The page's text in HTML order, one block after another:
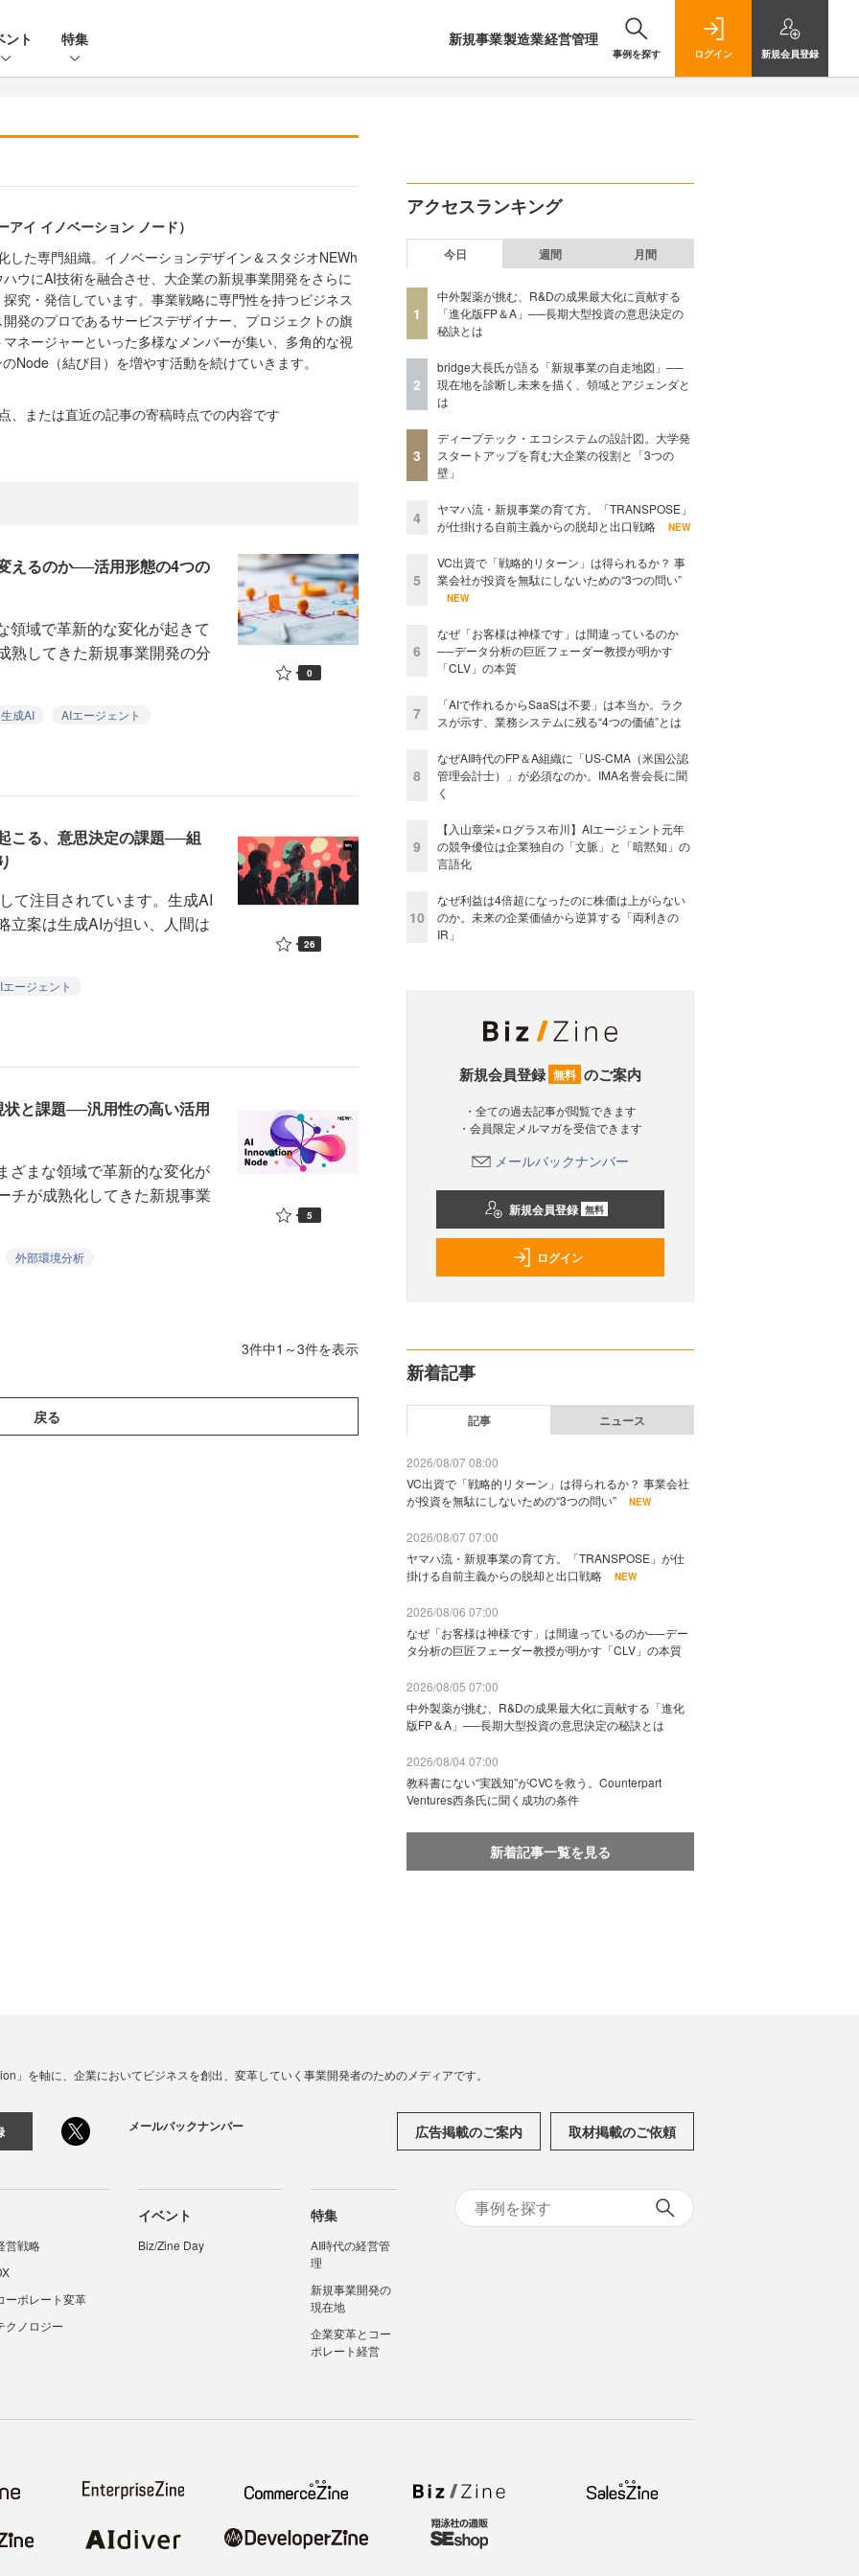
ント 特集 新規事業製造業経営管理
事例を探す ログイン 新規会員登録
イ イノベーション ノード）
した専門組織。イノベーションデザイン＆スタジオNEWh
ウにAI技術を融合させ、大企業の新規事業開発をさらに
究・発信しています。事業戦略に専門性を持つビジネス
発のプロであるサービスデザイナー、プロジェクトの旗
ネージャーといった多様なメンバーが集い、多角的な視
Node（結び目）を増やす活動を続けていきます。
、または直近の記事の寄稿時点での内容です
えるのか──活用形態の4つの
域で革新的な変化が起きて
熟してきた新規事業開発の分
生成AI AIエージェント
0
こる、意思決定の課題──組
て注目されています。生成AI
立案は生成AIが担い、人間は
エージェント
26
と課題──汎用性の高い活用
ざまな領域で革新的な変化が
チが成熟化してきた新規事業
外部環境分析
5
3件中1～3件を表示
戻る
アクセスランキング
今日 週間 月間
1
中外製薬が挑む、R&Dの成果最大化に貢献する
「進化版FP＆A」──長期大型投資の意思決定の
秘訣とは
2
bridge大長氏が語る「新規事業の自走地図」──
現在地を診断し未来を描く、領域とアジェンダと
は
3
ディープテック・エコシステムの設計図。大学発
スタートアップを育む大企業の役割と「3つの
壁」
4
ヤマハ流・新規事業の育て方。「TRANSPOSE」
が仕掛ける自前主義からの脱却と出口戦略
NEW
5
VC出資で「戦略的リターン」は得られるか？ 事
業会社が投資を無駄にしないための“3つの問い”
NEW
6
なぜ「お客様は神様です」は間違っているのか
──データ分析の巨匠フェーダー教授が明かす
「CLV」の本質
7
「AIで作れるからSaaSは不要」は本当か。ラク
スが示す、業務システムに残る“4つの価値”とは
8
なぜAI時代のFP＆A組織に「US-CMA（米国公認
管理会計士）」が必須なのか。IMA名誉会長に聞
く
9
【入山章栄×ログラス布川】AIエージェント元年
の競争優位は企業独自の「文脈」と「暗黙知」の
言語化
10
なぜ利益は4倍超になったのに株価は上がらない
のか。未来の企業価値から逆算する「両利きの
IR」
新規会員登録 無料 のご案内
・全ての過去記事が閲覧できます
・会員限定メルマガを受信できます
メールバックナンバー
新規会員登録 無料
ログイン
新着記事
記事 ニュース
2026/08/07 08:00
VC出資で「戦略的リターン」は得られるか？ 事業会社
が投資を無駄にしないための“3つの問い”
NEW
2026/08/07 07:00
ヤマハ流・新規事業の育て方。「TRANSPOSE」が仕
掛ける自前主義からの脱却と出口戦略
NEW
2026/08/06 07:00
なぜ「お客様は神様です」は間違っているのか──デー
タ分析の巨匠フェーダー教授が明かす「CLV」の本質
2026/08/05 07:00
中外製薬が挑む、R&Dの成果最大化に貢献する「進化
版FP＆A」──長期大型投資の意思決定の秘訣とは
2026/08/04 07:00
教科書にない“実践知”がCVCを救う。Counterpart
Ventures西条氏に聞く成功の条件
新着記事一覧を見る
」を軸に、企業においてビジネスを創出、変革していく事業開発者のためのメディアです。
メールバックナンバー 広告掲載のご案内 取材掲載のご依頼
営戦略
ーポレート変革
クノロジー
イベント
Biz/Zine Day
特集
AI時代の経営管
理
新規事業開発の
現在地
企業変革とコー
ポレート経営